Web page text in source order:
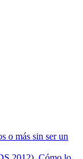
o más sin ser un